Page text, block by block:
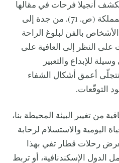
أنجيلا فرحات في مقالها
عن انتشار العلاج بالفن في المملكة (ص. 71). من جدة إلى
بالفن لبلوغ الراحة
على النظر إلى العافية على
للإبداع والتعبير
أعمق أشكال الشفاء
التوقّعات.
من تغيير البيئة المحيطة بنا،
اليومية والاستسلام لرحابة
رحلات قطار تفي بهذا
عبر كامل الدول الإسكندنافية، أو تربط